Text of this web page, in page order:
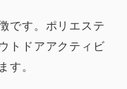
です。ポリエステ
トドアアクティビ
す。